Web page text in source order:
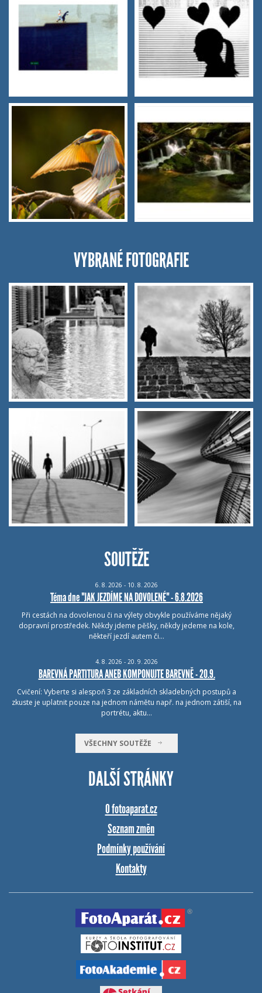
VYBRANÉ FOTOGRAFIE
SOUTĚŽE
6. 8. 2026 - 10. 8. 2026
Téma dne "JAK JEZDÍME NA DOVOLENÉ" - 6.8.2026
Při cestách na dovolenou či na výlety obvykle používáme nějaký
dopravní prostředek. Někdy jdeme pěšky, někdy jedeme na kole,
někteří jezdí autem či…
4. 8. 2026 - 20. 9. 2026
BAREVNÁ PARTITURA ANEB KOMPONUJTE BAREVNĚ - 20.9.
Cvičení: Vyberte si alespoň 3 ze základních skladebných postupů a
zkuste je uplatnit pouze na jednom námětu např. na jednom zátiší, na
portrétu, aktu…
VŠECHNY SOUTĚŽE
DALŠÍ STRÁNKY
O fotoaparat.cz
Seznam změn
Podmínky používání
Kontakty